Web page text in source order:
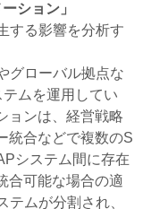
ション」
する影響を分析す
グローバル拠点な
ムを運用してい
ョンは、経営戦略
統合などで複数のS
システム間に存在
合可能な場合の適
ムが分割され、